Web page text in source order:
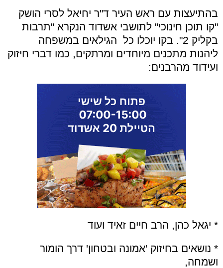
בהתיעצות עם ראש העיר ד"ר יחיאל לסרי הושק
"קו תוכן חינוכי" לתושבי אשדוד הנקרא "תרבות
בקליק 2". בקו יוכלו כל הגילאים במשפחה
ליהנות מתכנים מיוחדים ומרתקים, כמו דברי חיזוק
ועידוד מהרבנים:
* יגאל כהן, הרב חיים זאיד ועוד
* נושאים בחיזוק 'אמונה ובטחון' דרך הומור
ושמחה,